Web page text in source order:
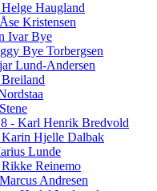
Haugland
Kristensen
Ivar Bye
Bye Torbergsen
Lund-Andersen
- Karl Henrik Bredvold
Karin Hjelle Dalbak
Lunde
Reinemo
Andresen